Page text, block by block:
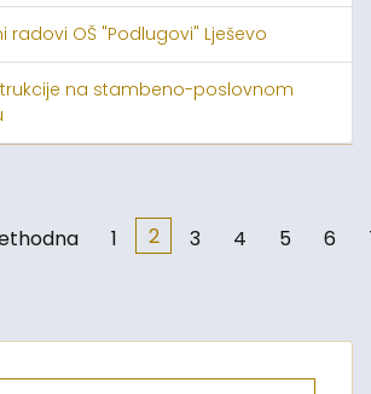
radovi OŠ "Podlugovi" Lješevo
na stambeno-poslovnom
1 2 3 4 5 6